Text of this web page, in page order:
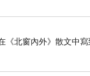
《北窗內外》散文中